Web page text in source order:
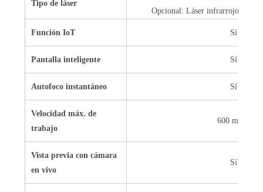
Tipo de láser
Opcional: Láser infrarrojo 2 W
Función IoT Sí
Pantalla inteligente Sí
Autofoco instantáneo Sí
Velocidad máx. de
trabajo
600 mm/s
Vista previa con cámara
en vivo
Sí